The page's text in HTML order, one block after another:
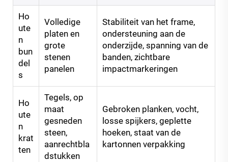
Ho
ute
n
bun
del
s
Volledige
platen en
grote
stenen
panelen
Stabiliteit van het frame,
ondersteuning aan de
onderzijde, spanning van de
banden, zichtbare
impactmarkeringen
Ho
ute
n
krat
ten
Tegels, op
maat
gesneden
steen,
aanrechtbla
dstukken
Gebroken planken, vocht,
losse spijkers, geplette
hoeken, staat van de
kartonnen verpakking